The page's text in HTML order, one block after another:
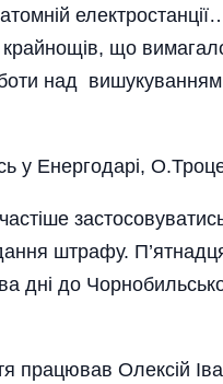
що вимагало
над
у Енергодарі,
штрафу.
дні до
працював Олексій